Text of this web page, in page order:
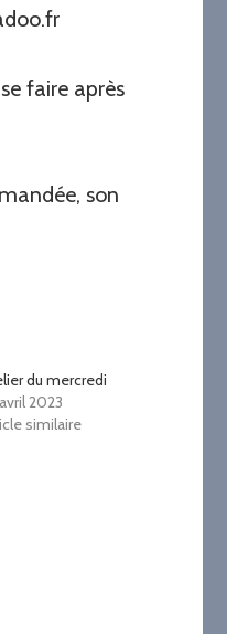
faire après
son
du mercredi
2023
similaire